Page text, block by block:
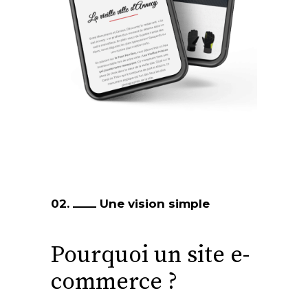
02. Une vision simple
Pourquoi un site e-
commerce ?